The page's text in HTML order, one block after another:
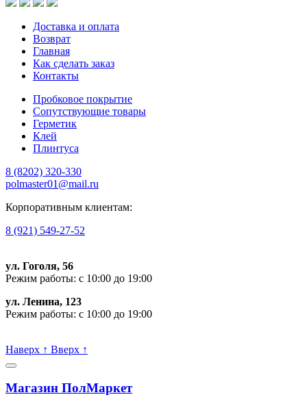
Доставка и оплата
Возврат
Главная
Как сделать заказ
Контакты
Пробковое покрытие
Сопутствующие товары
Герметик
Клей
Плинтуса
8 (8202) 320-330
polmaster01@mail.ru
Корпоративным клиентам:
8 (921) 549-27-52
ул. Гоголя, 56
Режим работы: с 10:00 до 19:00
ул. Ленина, 123
Режим работы: с 10:00 до 19:00
Наверх ↑ Вверх ↑
Магазин ПолМаркет